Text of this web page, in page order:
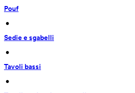
Pouf
•
Sedie e sgabelli
•
Tavoli bassi
•